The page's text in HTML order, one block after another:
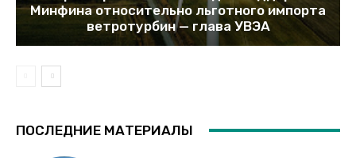
Минфина относительно льготного импорта
ветротурбин — глава УВЭА
ПОСЛЕДНИЕ МАТЕРИАЛЫ